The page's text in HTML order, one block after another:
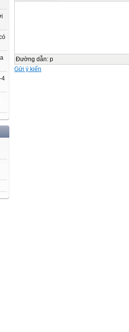
4
Đường dẫn: p
Gửi ý kiến